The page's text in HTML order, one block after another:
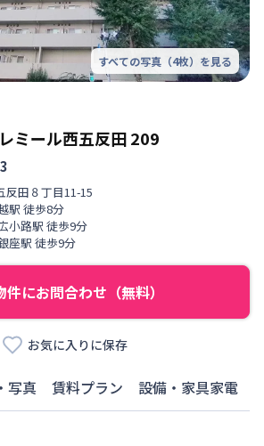
すべての写真（4枚）を見る
ミール西五反田209
反田 ８丁目11-15
駅 徒歩8分
小路駅 徒歩9分
座駅 徒歩9分
件にお問合わせ（無料）
お気に入りに保存
写真 賃料プラン 設備・家具家電